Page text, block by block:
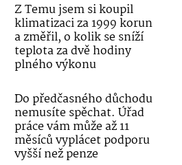
Z Temu jsem si koupil
klimatizaci za 1999 korun
a změřil, o kolik se sníží
teplota za dvě hodiny
plného výkonu
Do předčasného důchodu
nemusíte spěchat. Úřad
práce vám může až 11
měsíců vyplácet podporu
vyšší než penze